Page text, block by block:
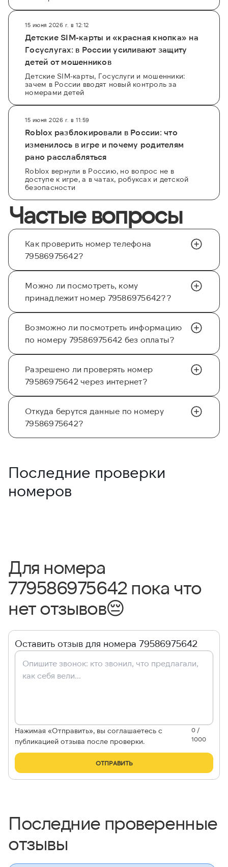
15 июня 2026 г. в 12:12
Детские SIM-карты и «красная кнопка» на
Госуслугах: в России усиливают защиту
детей от мошенников
Детские SIM-карты, Госуслуги и мошенники:
зачем в России вводят новый контроль за
номерами детей
15 июня 2026 г. в 11:59
Roblox разблокировали в России: что
изменилось в игре и почему родителям
рано расслабляться
Roblox вернули в Россию, но вопрос не в
доступе к игре, а в чатах, робуксах и детской
безопасности
Частые вопросы
Как проверить номер телефона
79586975642?
Можно ли посмотреть, кому
принадлежит номер 79586975642??
Возможно ли посмотреть информацию
по номеру 79586975642 без оплаты?
Разрешено ли проверять номер
79586975642 через интернет?
Откуда берутся данные по номеру
79586975642?
Последние проверки
номеров
Для номера
779586975642 пока что
нет отзывов😔
Оставить отзыв для номера 79586975642
Нажимая «Отправить», вы соглашаетесь с
публикацией отзыва после проверки.
0 /
1000
ОТПРАВИТЬ
Последние проверенные
отзывы